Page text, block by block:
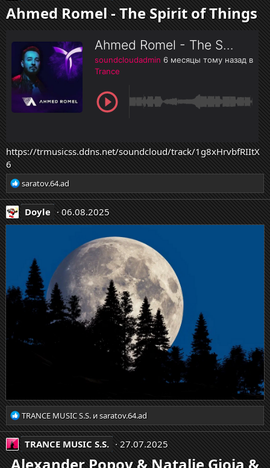
ц
и
и
:
Ahmed Romel - The Spirit of Things
https://trmusicss.ddns.net/soundcloud/track/1g8xHrvbfRIItX
6
Р
е
а
ц
saratov.64.ad
Doyle 06.08.2025
Р
е
а
ц
TRANCE MUSIC S.S. иsaratov.64.ad
TRANCE MUSIC S.S. 27.07.2025
Alexander Popov & Natalie Gioia &